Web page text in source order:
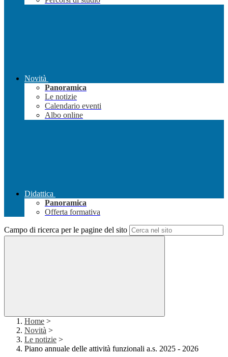
Novità
Panoramica
Le notizie
Calendario eventi
Albo online
Didattica
Panoramica
Offerta formativa
Campo di ricerca per le pagine del sito
Home >
Novità >
Le notizie >
Piano annuale delle attività funzionali a.s. 2025 - 2026